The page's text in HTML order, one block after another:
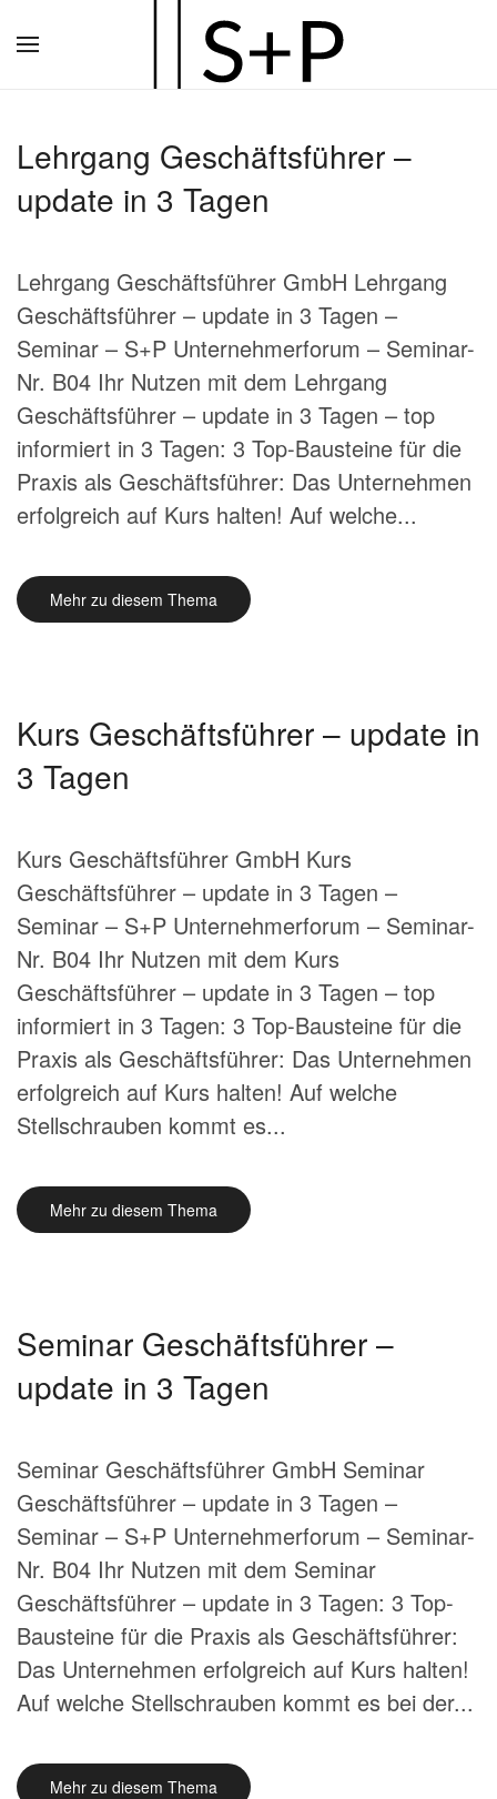
Hauptinhalt
Lehrgang Geschäftsführer –
update in 3 Tagen
Lehrgang Geschäftsführer GmbH Lehrgang
Geschäftsführer – update in 3 Tagen –
Seminar – S+P Unternehmerforum – Seminar-
Nr. B04 Ihr Nutzen mit dem Lehrgang
Geschäftsführer – update in 3 Tagen – top
informiert in 3 Tagen: 3 Top-Bausteine für die
Praxis als Geschäftsführer: Das Unternehmen
erfolgreich auf Kurs halten! Auf welche...
Mehr zu diesem Thema
Kurs Geschäftsführer – update in
3 Tagen
Kurs Geschäftsführer GmbH Kurs
Geschäftsführer – update in 3 Tagen –
Seminar – S+P Unternehmerforum – Seminar-
Nr. B04 Ihr Nutzen mit dem Kurs
Geschäftsführer – update in 3 Tagen – top
informiert in 3 Tagen: 3 Top-Bausteine für die
Praxis als Geschäftsführer: Das Unternehmen
erfolgreich auf Kurs halten! Auf welche
Stellschrauben kommt es...
Mehr zu diesem Thema
Seminar Geschäftsführer –
update in 3 Tagen
Seminar Geschäftsführer GmbH Seminar
Geschäftsführer – update in 3 Tagen –
Seminar – S+P Unternehmerforum – Seminar-
Nr. B04 Ihr Nutzen mit dem Seminar
Geschäftsführer – update in 3 Tagen: 3 Top-
Bausteine für die Praxis als Geschäftsführer:
Das Unternehmen erfolgreich auf Kurs halten!
Auf welche Stellschrauben kommt es bei der...
Mehr zu diesem Thema